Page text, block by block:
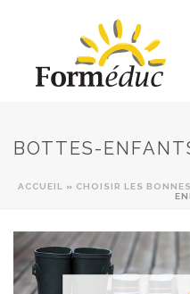
BOTTES-
ACCUEIL » CHOISIR LES